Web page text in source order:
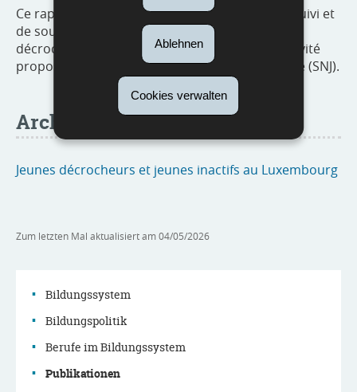
Ablehnen
Cookies verwalten
Ce rapport détaille également les mesures de suivi et
de soutien mises en place pour les jeunes
décrocheurs, ainsi que les alternatives à l’inactivité
proposées par le Service national de la jeunesse (SNJ).
Archive
Jeunes décrocheurs et jeunes inactifs au Luxembourg
Zum letzten Mal aktualisiert am04/05/2026
Navigationsmenü
Bildungssystem
Bildungspolitik
Berufe im Bildungssystem
Publikationen